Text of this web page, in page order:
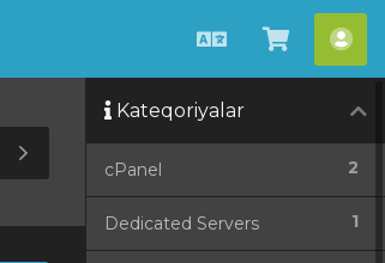
Azerbaijani
Səbətə
bax
Toggle
Sidebar
Kateqoriyalar
2
cPanel
1
Dedicated Servers